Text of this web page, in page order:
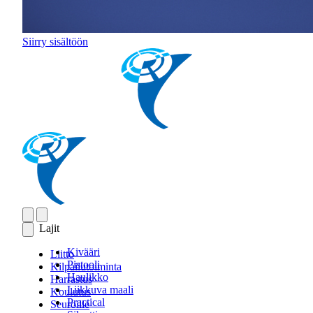
Siirry sisältöön
Lajit
Kivääri
Pistooli
Haulikko
Liikkuva maali
Practical
Liitto
Kilpailutoiminta
Harrastus
Koulutus
Seuroille